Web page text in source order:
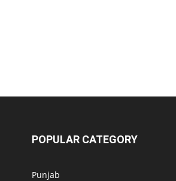
POPULAR CATEGORY
Punjab